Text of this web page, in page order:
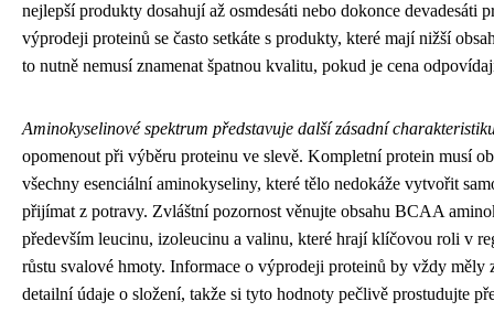
nejlepší produkty dosahují až osmdesáti nebo dokonce devadesáti
výprodeji proteinů se často setkáte s produkty, které mají nižší
to nutně nemusí znamenat špatnou kvalitu, pokud je cena
Aminokyselinové spektrum představuje další zásadní
opomenout při výběru proteinu ve slevě. Kompletní protein musí
všechny esenciální aminokyseliny, které tělo nedokáže vytvořit
přijímat z potravy. Zvláštní pozornost věnujte obsahu BCAA
především leucinu, izoleucinu a valinu, které hrají klíčovou roli v
růstu svalové hmoty. Informace o výprodeji proteinů by vždy měly
detailní údaje o složení, takže si tyto hodnoty pečlivě prostudujte